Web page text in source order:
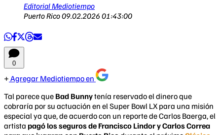
Editorial Mediotiempo
Puerto Rico09.02.2026 01:43:00
0
Agregar Mediotiempo en
Tal parece que Bad Bunnytenía reservado el dinero que
cobraría por su actuación en el Super Bowl LX para una misión
especial ya que, de acuerdo con un reporte de Carlos Baerga, el
artista pagó los seguros de Francisco Lindor y Carlos Correa